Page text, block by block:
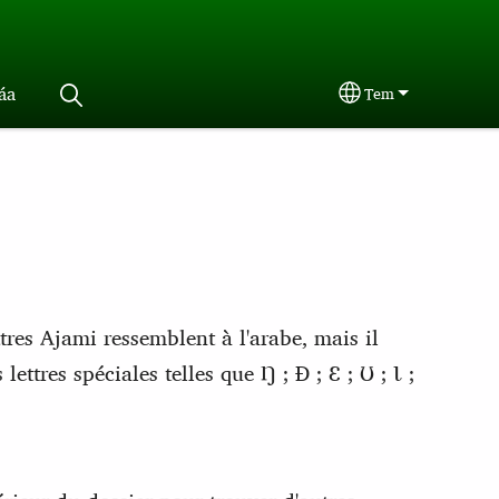
Select your
Tem
Ajami ressemblent à l'arabe, mais il
spéciales telles que Ŋ ; Ɖ ; Ɛ ; Ʊ ; Ɩ ;